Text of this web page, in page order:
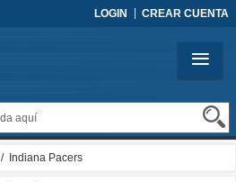
LOGIN CREAR CUENTA
/ Indiana Pacers